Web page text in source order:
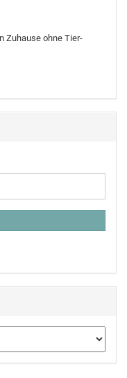
Zuhause ohne Tier-